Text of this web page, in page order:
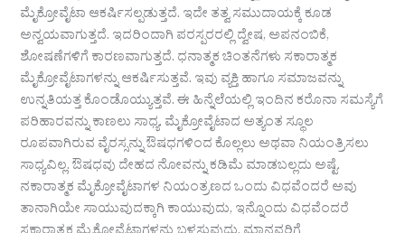
ಮೈಕ್ರೋವೈಟಾ ಆಕರ್ಷಿಸಲ್ಪಡುತ್ತದೆ. ಇದೇ ತತ್ವ ಸಮುದಾಯಕ್ಕೆ ಕೂಡ
ಅನ್ವಯವಾಗುತ್ತದೆ. ಇದರಿಂದಾಗಿ ಪರಸ್ಪರರಲ್ಲಿ ದ್ವೇಷ, ಅಪನಂಬಿಕೆ,
ಶೋಷಣೆಗಳಿಗೆ ಕಾರಣವಾಗುತ್ತದೆ. ಧನಾತ್ಮಕ ಚಿಂತನೆಗಳು ಸಕಾರಾತ್ಮಕ
ಮೈಕ್ರೋವೈಟಾಗಳನ್ನು ಆಕರ್ಷಿಸುತ್ತವೆ. ಇವು ವ್ಯಕ್ತಿ ಹಾಗೂ ಸಮಾಜವನ್ನು
ಉನ್ನತಿಯತ್ತ ಕೊಂಡೊಯ್ಯುತ್ತವೆ. ಈ ಹಿನ್ನೆಲೆಯಲ್ಲಿ ಇಂದಿನ ಕರೊನಾ ಸಮಸ್ಯೆಗೆ
ಪರಿಹಾರವನ್ನು ಕಾಣಲು ಸಾಧ್ಯ. ಮೈಕ್ರೋವೈಟಾದ ಅತ್ಯಂತ ಸ್ಥೂಲ
ರೂಪವಾಗಿರುವ ವೈರಸ್ಸನ್ನು ಔಷಧಗಳಿಂದ ಕೊಲ್ಲಲು ಅಥವಾ ನಿಯಂತ್ರಿಸಲು
ಸಾಧ್ಯವಿಲ್ಲ. ಔಷಧವು ದೇಹದ ನೋವನ್ನು ಕಡಿಮೆ ಮಾಡಬಲ್ಲದು ಅಷ್ಟೆ.
ನಕಾರಾತ್ಮಕ ಮೈಕ್ರೋವೈಟಾಗಳ ನಿಯಂತ್ರಣದ ಒಂದು ವಿಧವೆಂದರೆ ಅವು
ತಾನಾಗಿಯೇ ಸಾಯುವುದಕ್ಕಾಗಿ ಕಾಯುವುದು, ಇನ್ನೊಂದು ವಿಧವೆಂದರೆ